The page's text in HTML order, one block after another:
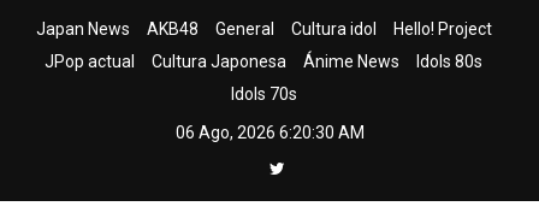
Japan News AKB48 General Cultura idol
Hello! Project
JPop actual
Cultura Japonesa Ánime News
Idols 80s
Idols 70s
06 Ago, 2026 6:20:31 AM